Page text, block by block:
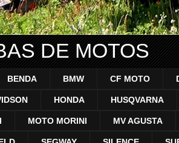
DE MOTOS
BENDA BMW CF MOTO
HONDA HUSQVARNA
MOTO MORINI MV AGUSTA